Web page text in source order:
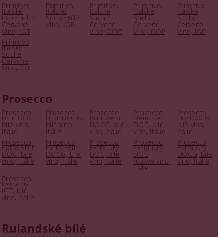
Primitivo,
Italské
Polosuché
Červené
Víno, IGT
Primitivo,
Italské
Suché Bílé
Víno, IGP
Primitivo,
Italské
Suché
Červené
Víno, DOC
Primitivo,
Italské
Suché
Červené
Víno, DOP
Primitivo,
Italské
Suché
Červené
Víno, IGP
Primitivo,
Italské
Suché
Červené
Víno, IGT
Prosecco
Prosecco
Brut DOC,
bílé víno,
Itálie
Prosecco
Brut DOCG,
bílé víno,
Itálie
Prosecco
Brut Zero
DOCG, bílé
víno, Itálie
Prosecco
Demi-sec
DOC, bílé
víno, Itálie
Prosecco
Dry DOCG,
bílé víno,
Itálie
Prosecco
Extra Brut
DOC, bílé
víno, Itálie
Prosecco
Extra Brut
DOCG, bílé
víno, Itálie
Prosecco
Extra Dry
DOC, bílé
víno, Itálie
Prosecco
Extra Dry
DOC,
růžové víno,
Itálie
Prosecco
Extra Dry
DOCG, bílé
víno, Itálie
Prosecco
Extra Dy
IGT, bílé
víno, Itálie
Rulandské bílé